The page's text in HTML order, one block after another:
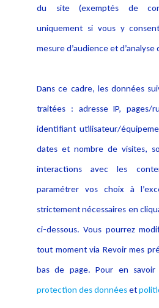
Notice Légale
Politique de protection des
données
du site (exemptés de
uniquement si vous y
mesure d’audience et
Dans ce cadre, les données
traitées : adresse IP, pages/
identifiant utilisateur/
dates et nombre de visites,
interactions avec les
paramétrer vos choix à
strictement nécessaires en
ci-dessous. Vous pourrez
tout moment via Revoir mes
bas de page. Pour en
protection des donnéeset